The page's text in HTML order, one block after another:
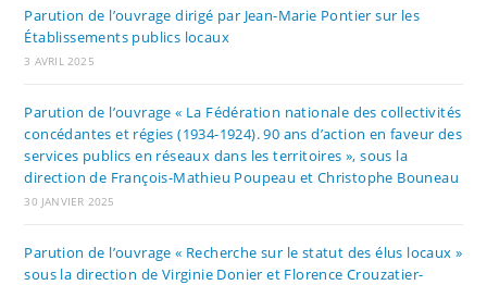
Parution de l’ouvrage dirigé par Jean-Marie Pontier sur les
Établissements publics locaux
3 AVRIL 2025
Parution de l’ouvrage « La Fédération nationale des collectivités
concédantes et régies (1934-1924). 90 ans d’action en faveur des
services publics en réseaux dans les territoires », sous la
direction de François-Mathieu Poupeau et Christophe Bouneau
30 JANVIER 2025
Parution de l’ouvrage « Recherche sur le statut des élus locaux »
sous la direction de Virginie Donier et Florence Crouzatier-